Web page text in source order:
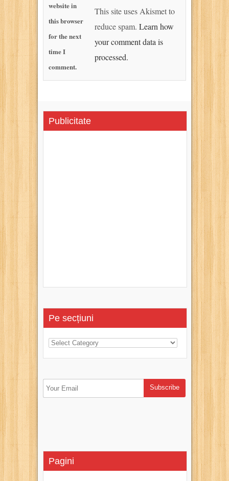
website in
this browser
for the next
time I
comment.
This site uses Akismet to
reduce spam. Learn how
your comment data is
processed.
Publicitate
Pe secțiuni
Pagini